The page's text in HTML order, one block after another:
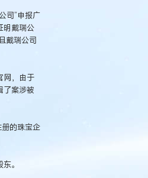
司”申报广
明戴瑞公
戴瑞公司
网，由于
了案涉被
的珠宝企
。